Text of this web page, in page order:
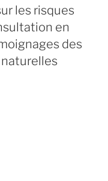
les risques
en
des